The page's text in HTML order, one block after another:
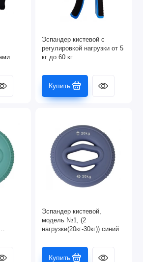
Эспандер кистевой с
регулировкой нагрузки от 5
кг до 60 кг
Купить
Эспандер кистевой,
модель №1, (2
нагрузки(20кг-30кг)) синий
Купить